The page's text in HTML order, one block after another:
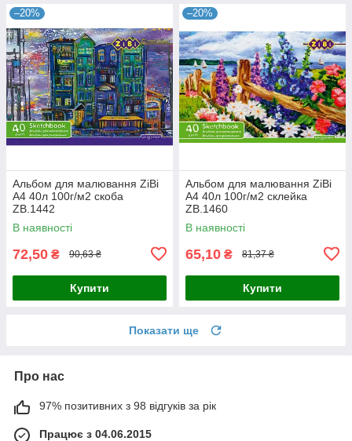
–20%
Альбом для малювання ZiBi
A4 40л 100г/м2 скоба
ZB.1442
В наявності
72,50 ₴ 90,63 ₴
Купити
–20%
Альбом для малювання ZiBi
A4 40л 100г/м2 склейка
ZB.1460
В наявності
65,10 ₴ 81,37 ₴
Купити
Показати ще
Про нас
97% позитивних з 98 відгуків за рік
Працює з 04.06.2015